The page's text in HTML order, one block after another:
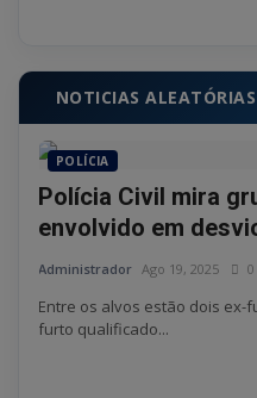
NOTICIAS ALEATÓRIAS
POLÍCIA
Polícia Civil mira
envolvido em
Administrador Ago 19, 2025 0
Entre os alvos estão dois ex-
furto qualificado...